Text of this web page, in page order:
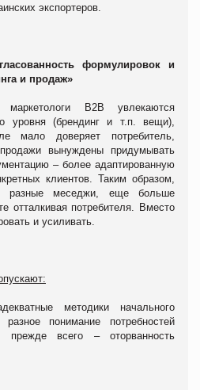
экспортеров.
формулировок и
и продаж»
В2В увлекаются
уровня (брендинг и т.п. вещи),
мало доверяет потребитель,
вынуждены придумывать
– более адаптированную
клиентов. Таким образом,
разные меседжи, еще больше
отталкивая потребителя. Вместо
и усиливать.
методики начального
понимание потребностей
всего – оторванность